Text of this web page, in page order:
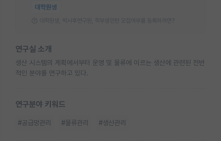
대학원생
대학원생, 박사후연구원, 학부생인턴 모집여부를 등록하려면?
연구실 소개
생산 시스템의 계획에서부터 운영 및 물류에 이르는 생산에 관련된 전반
적인 분야를 연구하고 있다.
연구분야 키워드
#공급망관리 #물류관리 #생산관리